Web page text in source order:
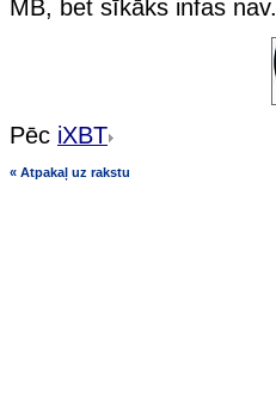
MB, bet sīkāks infas nav.
Pēc iXBT
« Atpakaļ uz rakstu